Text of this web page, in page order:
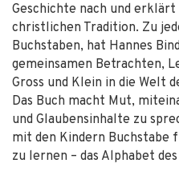
Geschichte nach und
christlichen Tradition. Zu
Buchstaben, hat Hannes
gemeinsamen Betrachten,
Gross und Klein in die Welt
Das Buch macht Mut,
und Glaubensinhalte zu
mit den Kindern Buchstabe
zu lernen – das Alphabet